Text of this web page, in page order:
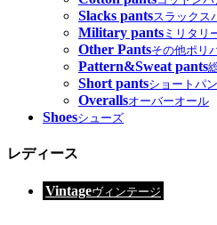
Slacks pantsスラックス
Military pants ミリタリ
Other Pantsその他ポリ
Pattern&Sweat pants
Short pantsショートパ
Overallsオーバーオール
Shoesシューズ
レディース
Vintageヴィンテージ